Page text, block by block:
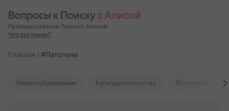
Вопросы к Поиску с Алисой
Примеры ответов Поиска с Алисой
Что это такое?
Главная / #Патогены
Наука и образование Культура и искусство Психология и